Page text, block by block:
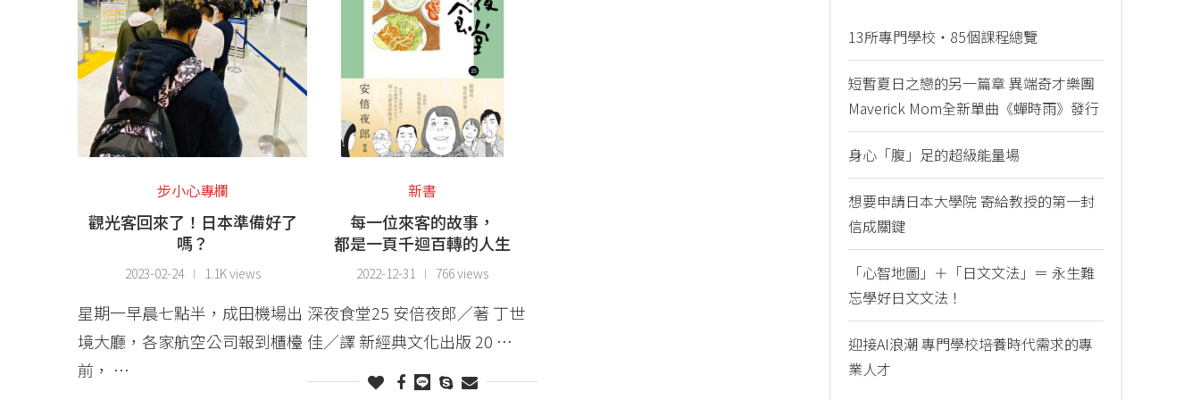
步小心專欄
觀光客回來了！日本準備好了
嗎？
2023-02-24 1.1K views
星期一早晨七點半，成田機場出
境大廳，各家航空公司報到櫃檯
前， …
新書
每一位來客的故事，
都是一頁千迴百轉的人生
2022-12-31 766 views
深夜食堂25 安倍夜郎／著 丁世
佳／譯 新經典文化出版 20 …
13所專門學校・85個課程總覽
短暫夏日之戀的另一篇章 異端奇才樂團
Maverick Mom全新單曲《蟬時雨》發行
身心「腹」足的超級能量場
想要申請日本大學院 寄給教授的第一封
信成關鍵
「心智地圖」＋「日文文法」＝ 永生難
忘學好日文文法！
迎接AI浪潮 專門學校培養時代需求的專
業人才